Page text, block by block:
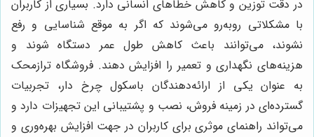
در دقت توزین و کاهش خطاهای انسانی دارد. بسیاری از کاربران
با مشکلاتی روبه‌رو می‌شوند که اگر به موقع شناسایی و رفع
نشوند، می‌توانند باعث کاهش طول عمر دستگاه شوند و
هزینه‌های نگهداری و تعمیر را افزایش دهند. فروشگاه ترازمحک
به عنوان یکی از ارائه‌دهندگان باسکول چرخ دار، تجربیات
گسترده‌ای در زمینه فروش، نصب و پشتیبانی این تجهیزات دارد و
می‌تواند راهنمای موثری برای کاربران در جهت افزایش بهره‌وری و